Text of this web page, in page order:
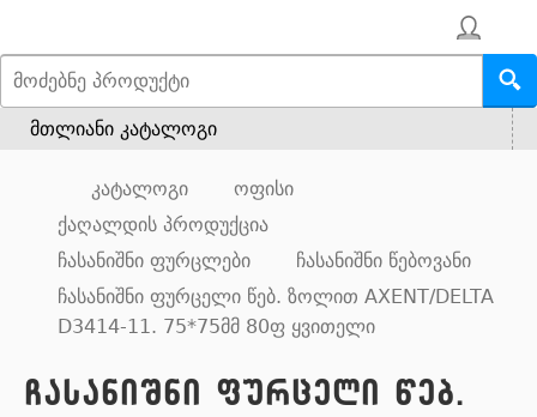
მთლიანი კატალოგი
კატალოგი
ოფისი
ქაღალდის პროდუქცია
ჩასანიშნი ფურცლები
ჩასანიშნი წებოვანი
ჩასანიშნი ფურცელი წებ. ზოლით AXENT/DELTA
D3414-11. 75*75მმ 80ფ ყვითელი
ჩასანიშნი ფურცელი წებ.